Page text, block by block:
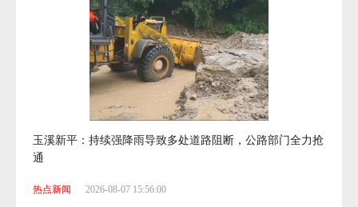
玉溪新平：持续强降雨导致多处道路阻断，公路部门全力抢
通
热点新闻 2026-08-07 15:56:00